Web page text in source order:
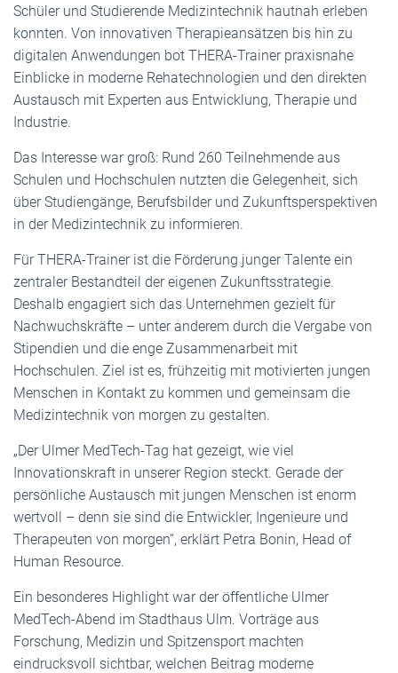
Schüler und Studierende Medizintechnik hautnah erleben
konnten. Von innovativen Therapieansätzen bis hin zu
digitalen Anwendungen bot THERA-Trainer praxisnahe
Einblicke in moderne Rehatechnologien und den direkten
Austausch mit Experten aus Entwicklung, Therapie und
Industrie.
Das Interesse war groß: Rund 260 Teilnehmende aus
Schulen und Hochschulen nutzten die Gelegenheit, sich
über Studiengänge, Berufsbilder und Zukunftsperspektiven
in der Medizintechnik zu informieren.
Für THERA-Trainer ist die Förderung junger Talente ein
zentraler Bestandteil der eigenen Zukunftsstrategie.
Deshalb engagiert sich das Unternehmen gezielt für
Nachwuchskräfte – unter anderem durch die Vergabe von
Stipendien und die enge Zusammenarbeit mit
Hochschulen. Ziel ist es, frühzeitig mit motivierten jungen
Menschen in Kontakt zu kommen und gemeinsam die
Medizintechnik von morgen zu gestalten.
„Der Ulmer MedTech-Tag hat gezeigt, wie viel
Innovationskraft in unserer Region steckt. Gerade der
persönliche Austausch mit jungen Menschen ist enorm
wertvoll – denn sie sind die Entwickler, Ingenieure und
Therapeuten von morgen“, erklärt Petra Bonin, Head of
Human Resource.
Ein besonderes Highlight war der öffentliche Ulmer
MedTech-Abend im Stadthaus Ulm. Vorträge aus
Forschung, Medizin und Spitzensport machten
eindrucksvoll sichtbar, welchen Beitrag moderne